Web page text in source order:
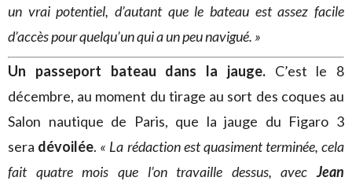
un vrai potentiel, d’autant que le bateau est assez facile
d’accès pour quelqu’un qui a un peu navigué. »
Un passeport bateau dans la jauge.C’est le 8
décembre, au moment du tirage au sort des coques au
Salon nautique de Paris, que la jauge du Figaro 3
sera dévoilée. « La rédaction est quasiment terminée, cela
fait quatre mois que l’on travaille dessus, avec Jean